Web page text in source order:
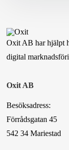
Oxit AB har hjälpt
digital
Oxit AB
Besöksadress:
Förrådsgatan 45
542 34 Mariestad